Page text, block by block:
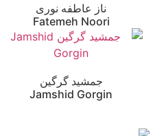
ناز عاطفه نوری
Fatemeh Noori
جمشید گرگین
Jamshid Gorgin